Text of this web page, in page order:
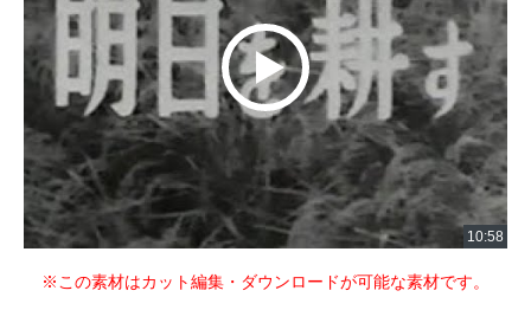
※この素材はカット編集・ダウンロードが可能な素材です。